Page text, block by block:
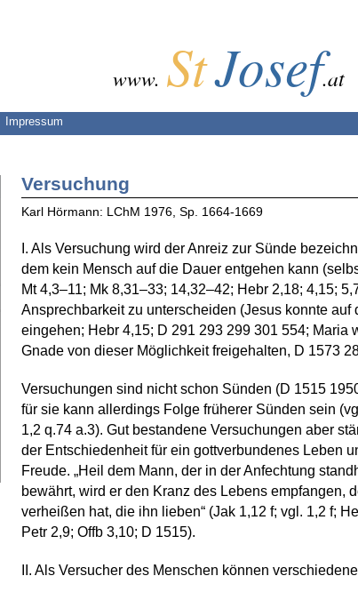
www. StJosef.at
Impressum
Versuchung
Karl Hörmann: LChM 1976, Sp. 1664-1669
I. Als Versuchung wird der Anreiz zur Sünde
dem kein Mensch auf die Dauer entgehen kann
Mt 4,3–11; Mk 8,31–33; 14,32–42; Hebr 2,18; 4,15;
Ansprechbarkeit zu unterscheiden (Jesus konnte auf
eingehen; Hebr 4,15; D 291 293 299 301 554; Maria
Gnade von dieser Möglichkeit freigehalten, D 1573
Versuchungen sind nicht schon Sünden (D 1515
für sie kann allerdings Folge früherer Sünden sein
1,2 q.74 a.3). Gut bestandene Versuchungen aber
der Entschiedenheit für ein gottverbundenes Leben
Freude. „Heil dem Mann, der in der Anfechtung
bewährt, wird er den Kranz des Lebens empfangen,
verheißen hat, die ihn lieben“ (Jak 1,12 f; vgl. 1,2 f;
Petr 2,9; Offb 3,10; D 1515).
II. Als Versucher des Menschen können